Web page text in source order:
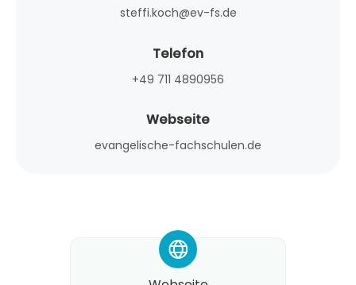
steffi.koch@ev-fs.de
Telefon
+49 711 4890956
Webseite
evangelische-fachschulen.de
*